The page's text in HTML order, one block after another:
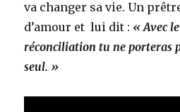
va changer sa vie. Un
d’amour et lui dit : « Avec
réconciliation tu ne porteras
seul. »